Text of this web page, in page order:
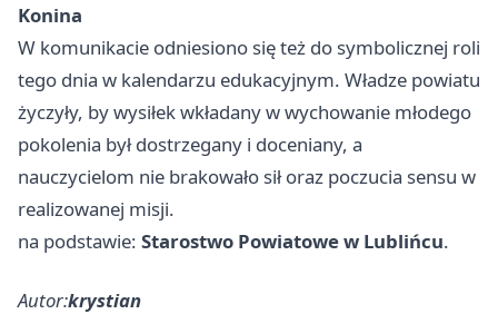
Konina
W komunikacie odniesiono się też do symbolicznej roli
tego dnia w kalendarzu edukacyjnym. Władze powiatu
życzyły, by wysiłek wkładany w wychowanie młodego
pokolenia był dostrzegany i doceniany, a
nauczycielom nie brakowało sił oraz poczucia sensu w
realizowanej misji.
na podstawie: Starostwo Powiatowe w Lublińcu.
Autor:krystian